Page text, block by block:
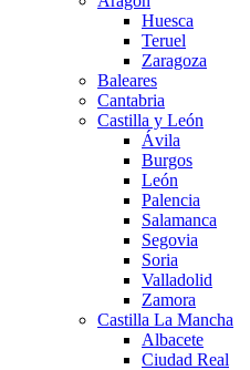
Huesca
Teruel
Zaragoza
Baleares
Cantabria
Castilla y León
Ávila
Burgos
León
Palencia
Salamanca
Segovia
Soria
Valladolid
Zamora
Castilla La Mancha
Albacete
Ciudad Real